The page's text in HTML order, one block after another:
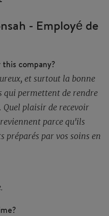
- Employé de
company?
et surtout la bonne
qui permettent de rendre
Quel plaisir de recevoir
parce qu'ils
préparés par vos soins en